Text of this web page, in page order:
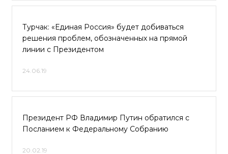
Турчак: «Единая Россия» будет добиваться
решения проблем, обозначенных на прямой
линии с Президентом
24.06.19
Президент РФ Владимир Путин обратился с
Посланием к Федеральному Собранию
20.02.19